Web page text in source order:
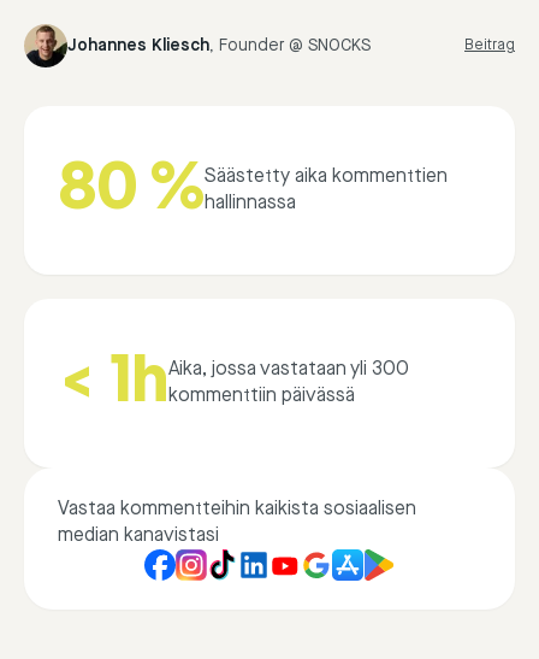
Johannes Kliesch, Founder @ SNOCKS Beitrag
80 %Säästetty aika kommenttien
hallinnassa
< 1hAika, jossa vastataan yli 300
kommenttiin päivässä
Vastaa kommentteihin kaikista sosiaalisen
median kanavistasi